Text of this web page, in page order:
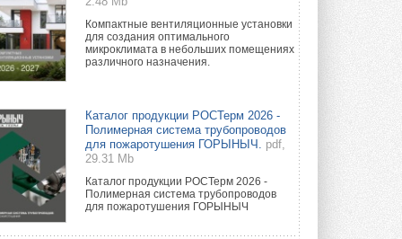
Компактные вентиляционные установки
для создания оптимального
микроклимата в небольших помещениях
различного назначения.
Каталог продукции РОСТерм 2026 -
Полимерная система трубопроводов
для пожаротушения ГОРЫНЫЧ.
pdf,
29.31 Mb
Каталог продукции РОСТерм 2026 -
Полимерная система трубопроводов
для пожаротушения ГОРЫНЫЧ